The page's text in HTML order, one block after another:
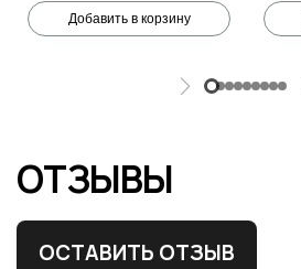
Добавить в корзину
ОТЗЫВЫ
ОСТАВИТЬ ОТЗЫВ